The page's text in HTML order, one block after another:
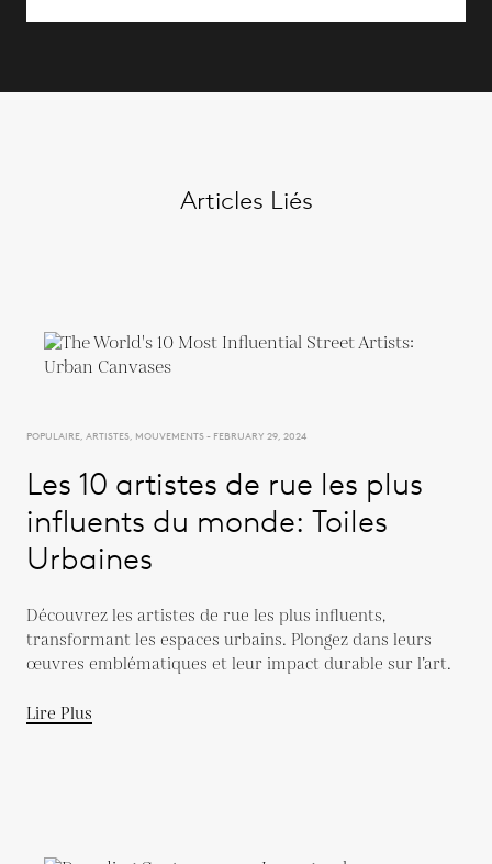
Articles Liés
POPULAIRE, ARTISTES, MOUVEMENTS - FEBRUARY 29, 2024
Les 10 artistes de rue les plus
influents du monde: Toiles
Urbaines
Découvrez les artistes de rue les plus influents,
transformant les espaces urbains. Plongez dans leurs
œuvres emblématiques et leur impact durable sur l’art.
Lire Plus